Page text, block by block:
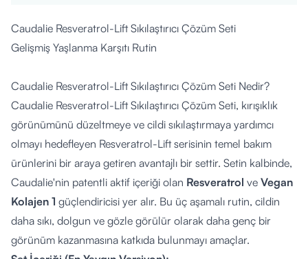
Caudalie Resveratrol-Lift Sıkılaştırıcı Çözüm Seti
Gelişmiş Yaşlanma Karşıtı Rutin
Caudalie Resveratrol-Lift Sıkılaştırıcı Çözüm Seti Nedir?
Caudalie Resveratrol-Lift Sıkılaştırıcı Çözüm Seti, kırışıklık
görünümünü düzeltmeye ve cildi sıkılaştırmaya yardımcı
olmayı hedefleyen Resveratrol-Lift serisinin temel bakım
ürünlerini bir araya getiren avantajlı bir settir. Setin kalbinde,
Caudalie'nin patentli aktif içeriği olan Resveratrol ve Vegan
Kolajen 1 güçlendiricisi yer alır. Bu üç aşamalı rutin, cildin
daha sıkı, dolgun ve gözle görülür olarak daha genç bir
görünüm kazanmasına katkıda bulunmayı amaçlar.